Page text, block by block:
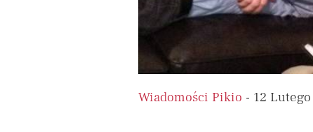
Wiadomości Pikio - 12